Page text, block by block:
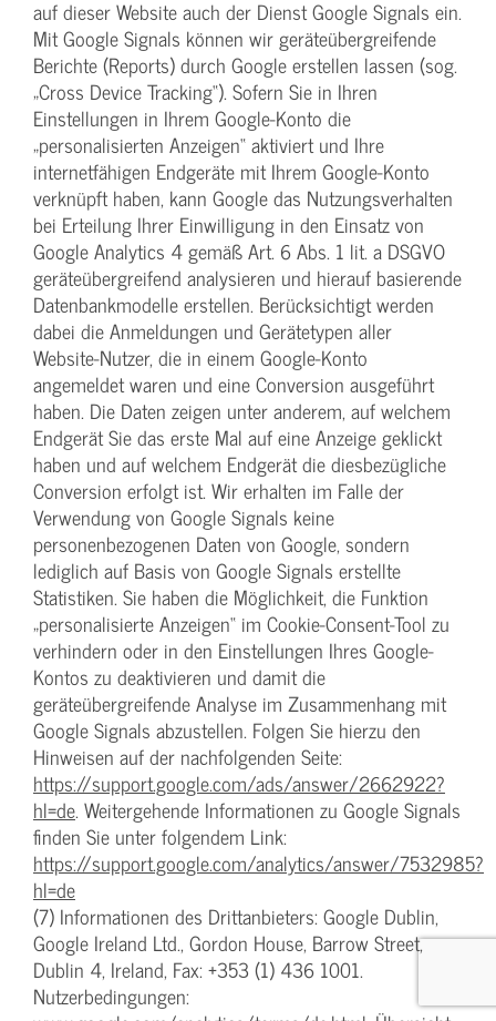
auf dieser Website auch der Dienst Google Signals ein.
Mit Google Signals können wir geräteübergreifende
Berichte (Reports) durch Google erstellen lassen (sog.
„Cross Device Tracking“). Sofern Sie in Ihren
Einstellungen in Ihrem Google-Konto die
„personalisierten Anzeigen“ aktiviert und Ihre
internetfähigen Endgeräte mit Ihrem Google-Konto
verknüpft haben, kann Google das Nutzungsverhalten
bei Erteilung Ihrer Einwilligung in den Einsatz von
Google Analytics 4 gemäß Art. 6 Abs. 1 lit. a DSGVO
geräteübergreifend analysieren und hierauf basierende
Datenbankmodelle erstellen. Berücksichtigt werden
dabei die Anmeldungen und Gerätetypen aller
Website-Nutzer, die in einem Google-Konto
angemeldet waren und eine Conversion ausgeführt
haben. Die Daten zeigen unter anderem, auf welchem
Endgerät Sie das erste Mal auf eine Anzeige geklickt
haben und auf welchem Endgerät die diesbezügliche
Conversion erfolgt ist. Wir erhalten im Falle der
Verwendung von Google Signals keine
personenbezogenen Daten von Google, sondern
lediglich auf Basis von Google Signals erstellte
Statistiken. Sie haben die Möglichkeit, die Funktion
„personalisierte Anzeigen“ im Cookie-Consent-Tool zu
verhindern oder in den Einstellungen Ihres Google-
Kontos zu deaktivieren und damit die
geräteübergreifende Analyse im Zusammenhang mit
Google Signals abzustellen. Folgen Sie hierzu den
Hinweisen auf der nachfolgenden Seite:
https://support.google.com/ads/answer/2662922?
hl=de. Weitergehende Informationen zu Google Signals
finden Sie unter folgendem Link:
https://support.google.com/analytics/answer/7532985?
hl=de
(7) Informationen des Drittanbieters: Google Dublin,
Google Ireland Ltd., Gordon House, Barrow Street,
Dublin 4, Ireland, Fax: +353 (1) 436 1001.
Nutzerbedingungen: